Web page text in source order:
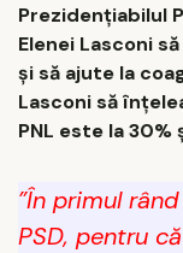
Prezidențiabilul
Elenei Lasconi
și să ajute la
Lasconi să
PNL este la 30%
”În primul
PSD, pentru